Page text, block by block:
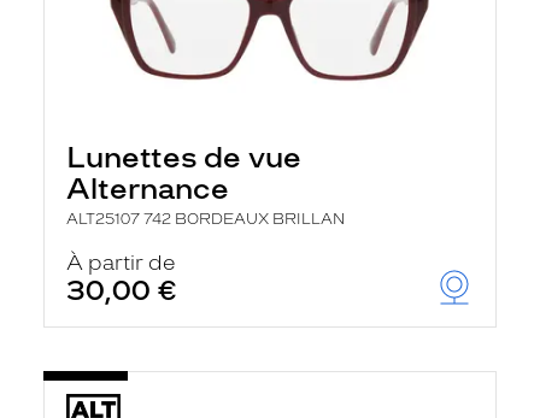
Lunettes de vue
Alternance
ALT25107 742 BORDEAUX BRILLAN
À partir de
30,00 €